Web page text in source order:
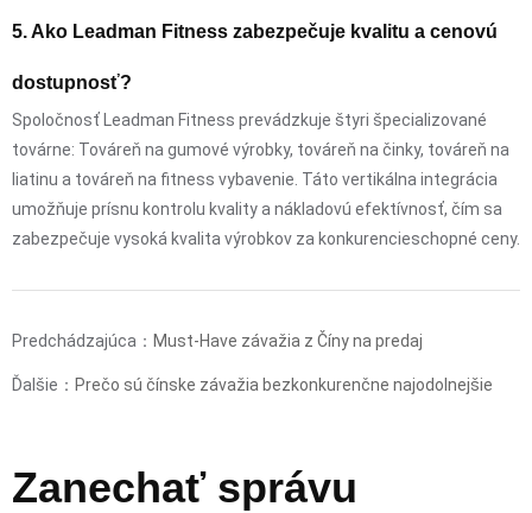
5. Ako Leadman Fitness zabezpečuje kvalitu a cenovú
dostupnosť?
Spoločnosť Leadman Fitness prevádzkuje štyri špecializované
továrne: Továreň na gumové výrobky, továreň na činky, továreň na
liatinu a továreň na fitness vybavenie. Táto vertikálna integrácia
umožňuje prísnu kontrolu kvality a nákladovú efektívnosť, čím sa
zabezpečuje vysoká kvalita výrobkov za konkurencieschopné ceny.
Predchádzajúca： Must-Have závažia z Číny na predaj
Ďalšie： Prečo sú čínske závažia bezkonkurenčne najodolnejšie
Zanechať správu